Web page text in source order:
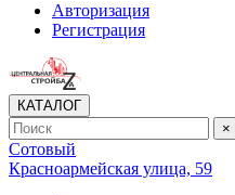
Авторизация
Регистрация
КАТАЛОГ
×
Сотовый
Красноармейская улица, 59